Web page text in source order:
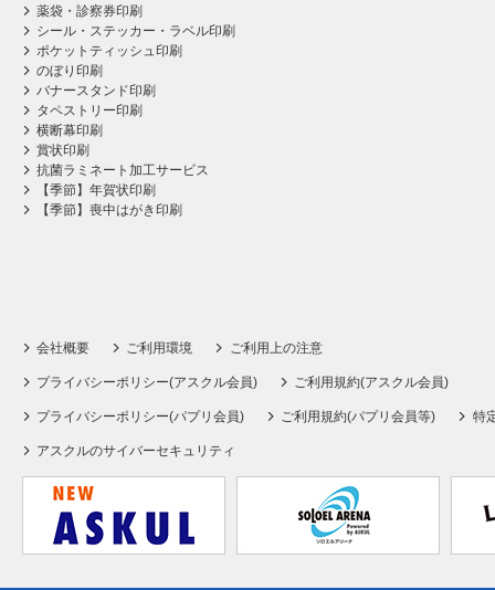
薬袋・診察券印刷
シール・ステッカー・ラベル印刷
ポケットティッシュ印刷
のぼり印刷
バナースタンド印刷
タペストリー印刷
横断幕印刷
賞状印刷
抗菌ラミネート加工サービス
【季節】年賀状印刷
【季節】喪中はがき印刷
会社概要 ご利用環境 ご利用上の注意
プライバシーポリシー(アスクル会員) ご利用規約(アスクル会員)
プライバシーポリシー(パプリ会員) ご利用規約(パプリ会員等) 特
アスクルのサイバーセキュリティ